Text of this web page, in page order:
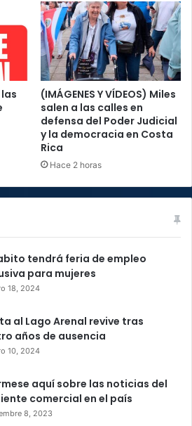
(IMÁGENES Y VÍDEOS) Miles
salen a las calles en
defensa del Poder Judicial
y la democracia en Costa
Rica
Hace 2 horas
tendrá feria de empleo
para mujeres
18, 2024
al Lago Arenal revive tras
años de ausencia
10, 2024
aquí sobre las noticias del
comercial en el país
8, 2023